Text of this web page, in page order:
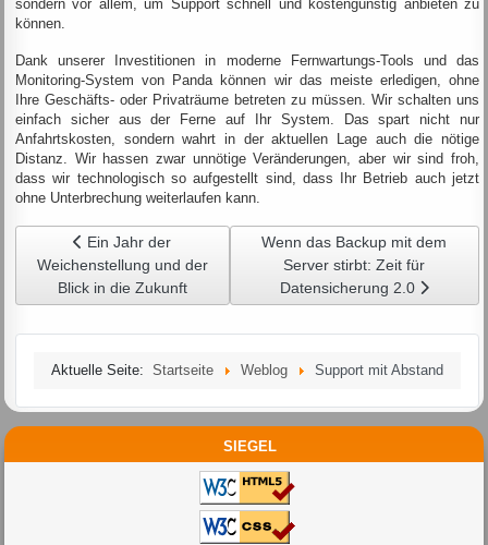
SIEGEL
sondern vor allem, um Support schnell und kostengünstig anbieten zu
können.
Dank unserer Investitionen in moderne Fernwartungs-Tools und das
Monitoring-System von Panda können wir das meiste erledigen, ohne
Ihre Geschäfts- oder Privaträume betreten zu müssen. Wir schalten uns
einfach sicher aus der Ferne auf Ihr System. Das spart nicht nur
Anfahrtskosten, sondern wahrt in der aktuellen Lage auch die nötige
Distanz. Wir hassen zwar unnötige Veränderungen, aber wir sind froh,
dass wir technologisch so aufgestellt sind, dass Ihr Betrieb auch jetzt
ohne Unterbrechung weiterlaufen kann.
Vorheriger Beitrag: Ein Jahr der Weichenstellung und der
Ein Jahr der
Weichenstellung und der
Blick in die Zukunft
Nächster Beitrag: Wenn das
Wenn das Backup mit dem
Server stirbt: Zeit für
Datensicherung 2.0
Aktuelle Seite: Startseite Weblog Support mit Abstand